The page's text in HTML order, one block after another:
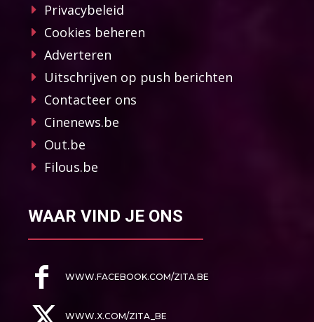
Privacybeleid
Cookies beheren
Adverteren
Uitschrijven op push berichten
Contacteer ons
Cinenews.be
Out.be
Filous.be
WAAR VIND JE ONS
WWW.FACEBOOK.COM/ZITA.BE
WWW.X.COM/ZITA_BE